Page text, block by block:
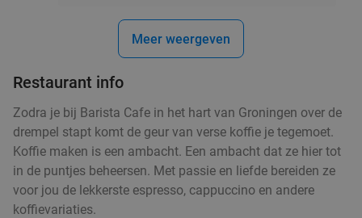
Meer weergeven
Restaurant info
Zodra je bij Barista Cafe in het hart van Groningen over de
drempel stapt komt de geur van verse koffie je tegemoet.
Koffie maken is een ambacht. Een ambacht dat ze hier tot
in de puntjes beheersen. Met passie en liefde bereiden ze
voor jou de lekkerste espresso, cappuccino en andere
koffievariaties.